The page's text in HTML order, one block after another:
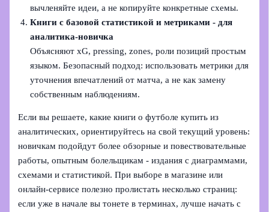
вычленяйте идеи, а не копируйте конкретные схемы.
Книги с базовой статистикой и метриками - для
аналитика-новичка
Объясняют xG, pressing, zones, роли позиций простым
языком. Безопасный подход: использовать метрики для
уточнения впечатлений от матча, а не как замену
собственным наблюдениям.
Если вы решаете, какие книги о футболе купить из
аналитических, ориентируйтесь на свой текущий уровень:
новичкам подойдут более обзорные и повествовательные
работы, опытным болельщикам - издания с диаграммами,
схемами и статистикой. При выборе в магазине или
онлайн-сервисе полезно пролистать несколько страниц:
если уже в начале вы тонете в терминах, лучше начать с